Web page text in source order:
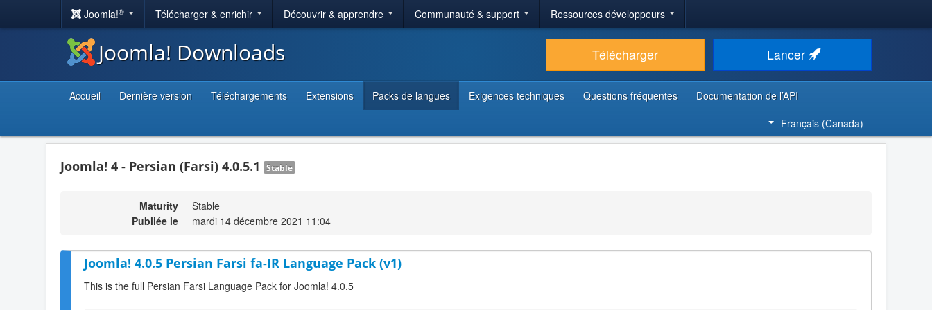
Joomla!® Télécharger & enrichir Découvrir & apprendre Communauté & support Ressources développeurs
Joomla! Downloads Télécharger Lancer
Accueil Dernière version Téléchargements Extensions Packs de langues Exigences techniques Questions fréquentes
Documentation de l’API
Français (Canada)
Joomla! 4 - Persian (Farsi) 4.0.5.1 Stable
Maturity
Stable
Publiée le
mardi 14 décembre 2021 11:04
Joomla! 4.0.5 Persian Farsi fa-IR Language Pack (v1)
This is the full Persian Farsi Language Pack for Joomla! 4.0.5